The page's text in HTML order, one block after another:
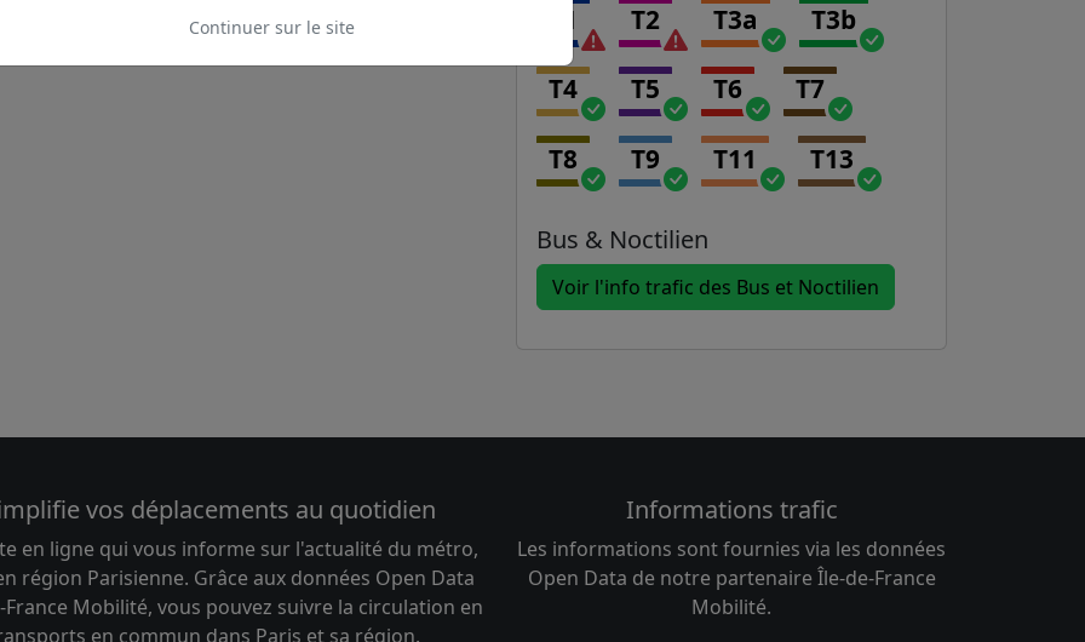
T1 T2 T3a T3b
T4 T5 T6 T7
T8 T9 T11 T13
Bus & Noctilien
Voir l'info trafic des Bus et Noctilien
vos déplacements au quotidien
en ligne qui vous informe sur l'actualité du métro,
région Parisienne. Grâce aux données Open Data
Mobilité, vous pouvez suivre la circulation en
en commun dans Paris et sa région.
Informations trafic
Les informations sont fournies via les données
Open Data de notre partenaire Île-de-France
Mobilité.
Continuer sur le site